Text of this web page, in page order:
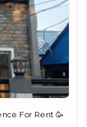
For Rent 🥳